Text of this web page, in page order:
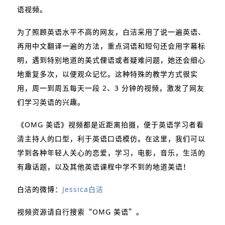
语视频。
为了照顾英语水平不高的网友，白洁采用了说一遍英语、
再用中文翻译一遍的方法，重点词语和短句还会用字幕标
明，遇到特别地道的美式俚语或者疑难问题，她还会细心
地重复多次，以便观众记忆。这种特殊的教学方式很实
用，周一到周五每天一段 2、3 分钟的视频，激发了网友
们学习英语的兴趣。
《OMG 美语》视频都是近距离拍摄，便于英语学习者看
清主持人的口型，利于英语口语模仿。在这里，我们可以
学到各种年轻人关心的恋爱，学习，电影，音乐，生活的
有趣话题，以及其他英语课程中学不到的地道美语！
白洁的微博： Jessica白洁
视频资源请自行搜索“OMG 美语”。